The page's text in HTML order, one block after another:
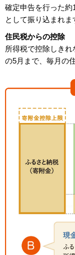
確定申告を行った
として振り込まれま
住民税からの控除
所得税で控除しき
の5月まで、毎月の